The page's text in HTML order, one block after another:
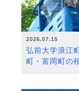
2026.07.15
弘前大学浪江
町・富岡町の